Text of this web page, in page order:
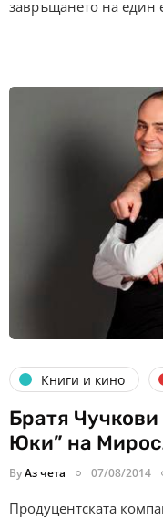
завръщането на един
Книги и кино
Братя
Юки” на
ByАз чета 07/08/2014
Продуцентската